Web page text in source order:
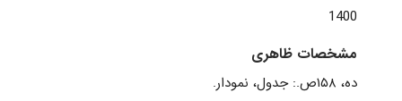
1400
مشخصات ظاهری